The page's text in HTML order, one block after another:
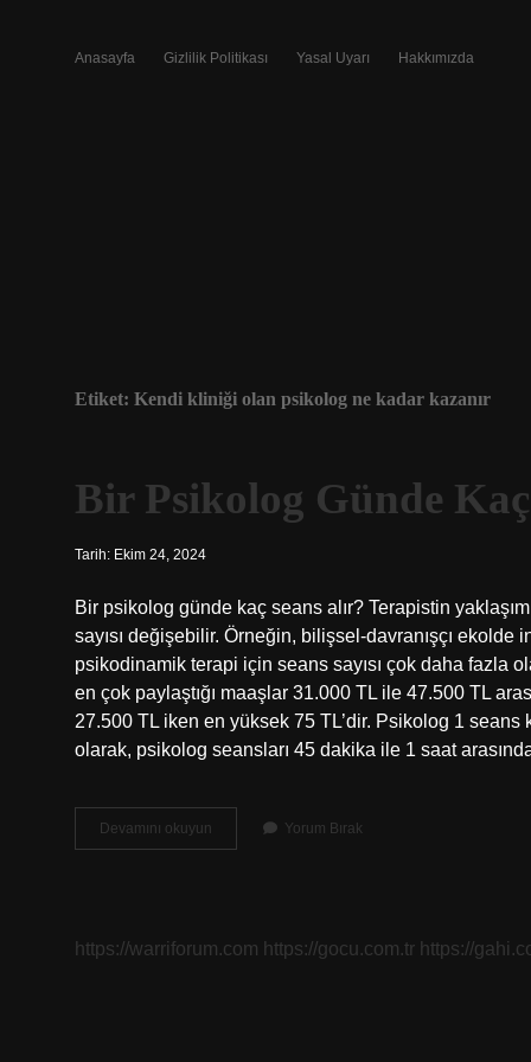
Anasayfa Gizlilik Politikası Yasal Uyarı Hakkımızda
Etiket: Kendi kliniği olan psikolog ne kadar kazanır
Bir Psikolog Günde Kaç
Tarih: Ekim 24, 2024
Bir psikolog günde kaç seans alır? Terapistin
sayısı değişebilir. Örneğin, bilişsel-davranışçı
psikodinamik terapi için seans sayısı çok daha fazla
en çok paylaştığı maaşlar 31.000 TL ile 47.500 TL
27.500 TL iken en yüksek 75 TL’dir. Psikolog 1
olarak, psikolog seansları 45 dakika ile 1 saat
Devamını okuyun
Psikolog
Yorum Bırak
https://warriforum.com https://gocu.com.tr https://